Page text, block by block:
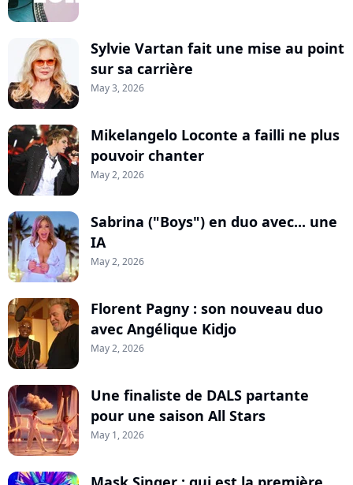
Sylvie Vartan fait une mise au point
sur sa carrière
May 3, 2026
Mikelangelo Loconte a failli ne plus
pouvoir chanter
May 2, 2026
Sabrina ("Boys") en duo avec... une
IA
May 2, 2026
Florent Pagny : son nouveau duo
avec Angélique Kidjo
May 2, 2026
Une finaliste de DALS partante
pour une saison All Stars
May 1, 2026